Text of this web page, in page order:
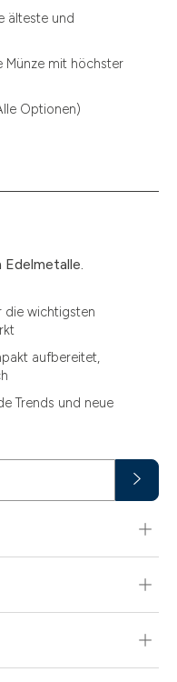
älteste und
Münze mit höchster
Optionen)
die wichtigsten
aufbereitet,
Trends und neue